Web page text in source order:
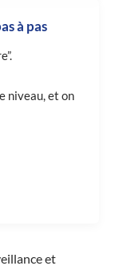
à pas
niveau, et on
et